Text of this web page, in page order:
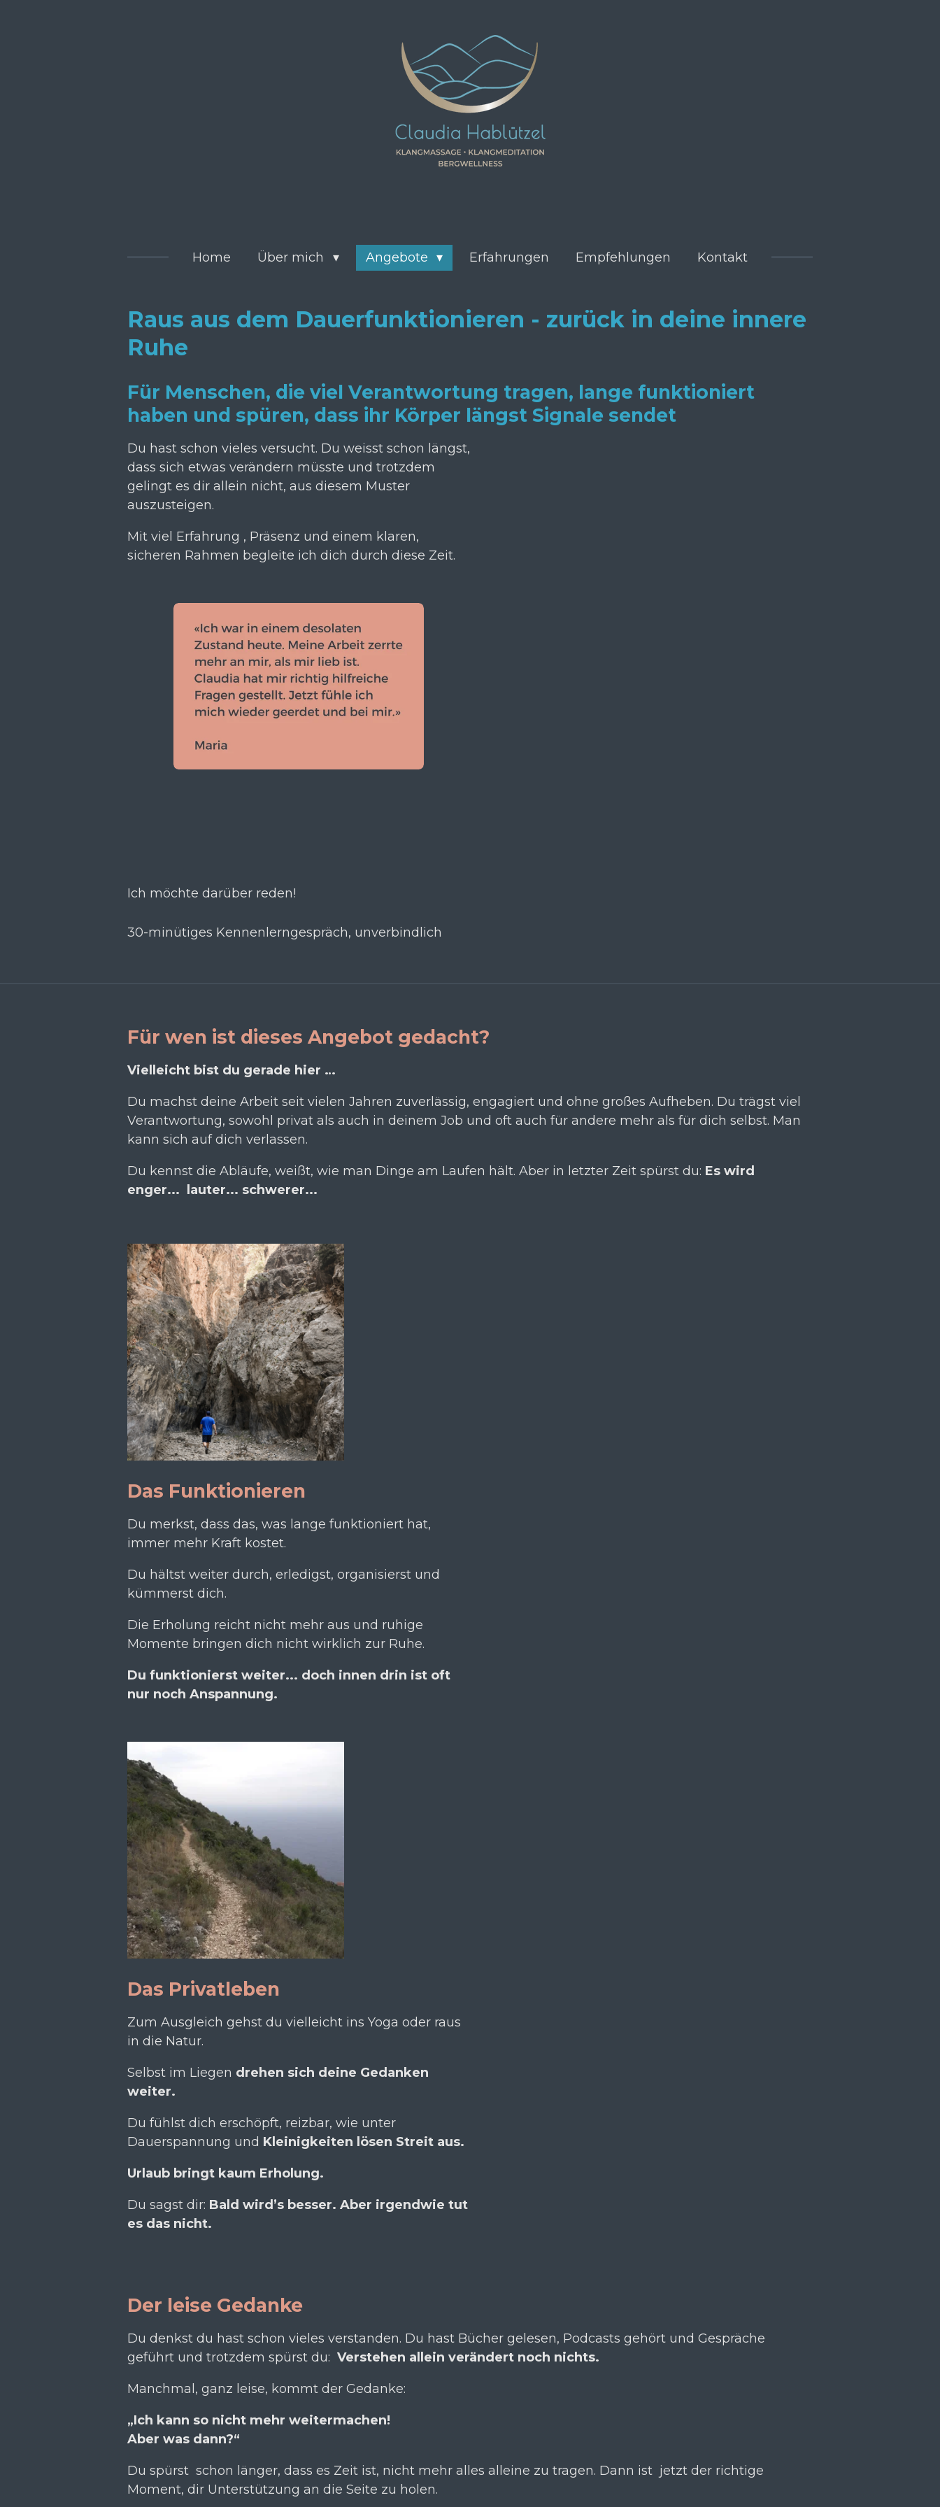
Home Über mich Angebote Erfahrungen Empfehlungen Kontakt
Raus aus dem Dauerfunktionieren - zurück in deine innere
Ruhe
Für Menschen, die viel Verantwortung tragen, lange funktioniert
haben und spüren, dass ihr Körper längst Signale sendet
Du hast schon vieles versucht. Du weisst schon längst,
dass sich etwas verändern müsste und trotzdem
gelingt es dir allein nicht, aus diesem Muster
auszusteigen.
Mit viel Erfahrung , Präsenz und einem klaren,
sicheren Rahmen begleite ich dich durch diese Zeit.
Ich möchte darüber reden!
30-minütiges Kennenlerngespräch, unverbindlich
Für wen ist dieses Angebot gedacht?
Vielleicht bist du gerade hier …
Du machst deine Arbeit seit vielen Jahren zuverlässig, engagiert und ohne großes Aufheben. Du trägst viel
Verantwortung, sowohl privat als auch in deinem Job und oft auch für andere mehr als für dich selbst. Man
kann sich auf dich verlassen.
Du kennst die Abläufe, weißt, wie man Dinge am Laufen hält. Aber in letzter Zeit spürst du: Es wird
enger... lauter... schwerer...
Das Funktionieren
Du merkst, dass das, was lange funktioniert hat,
immer mehr Kraft kostet.
Du hältst weiter durch, erledigst, organisierst und
kümmerst dich.
Die Erholung reicht nicht mehr aus und ruhige
Momente bringen dich nicht wirklich zur Ruhe.
Du funktionierst weiter... doch innen drin ist oft
nur noch Anspannung.
Das Privatleben
Zum Ausgleich gehst du vielleicht ins Yoga oder raus
in die Natur.
Selbst im Liegen drehen sich deine Gedanken
weiter.
Du fühlst dich erschöpft, reizbar, wie unter
Dauerspannung und Kleinigkeiten lösen Streit aus.
Urlaub bringt kaum Erholung.
Du sagst dir: Bald wird’s besser. Aber irgendwie tut
es das nicht.
Der leise Gedanke
Du denkst du hast schon vieles verstanden. Du hast Bücher gelesen, Podcasts gehört und Gespräche
geführt und trotzdem spürst du: Verstehen allein verändert noch nichts.
Manchmal, ganz leise, kommt der Gedanke:
„Ich kann so nicht mehr weitermachen!
Aber was dann?“
Du spürst schon länger, dass es Zeit ist, nicht mehr alles alleine zu tragen. Dann ist jetzt der richtige
Moment, dir Unterstützung an die Seite zu holen.